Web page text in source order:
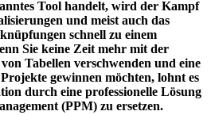
Tool handelt, wird der Kampf
und meist auch das
schnell zu einem
Sie keine Zeit mehr mit der
Tabellen verschwenden und eine
gewinnen möchten, lohnt es
durch eine professionelle Lösung
(PPM) zu ersetzen.